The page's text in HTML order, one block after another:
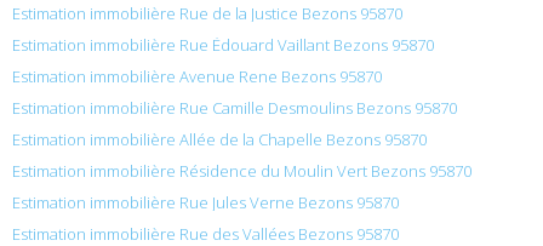
Estimation immobilière Rue de la Justice Bezons 95870
Estimation immobilière Rue Édouard Vaillant Bezons 95870
Estimation immobilière Avenue Rene Bezons 95870
Estimation immobilière Rue Camille Desmoulins Bezons 95870
Estimation immobilière Allée de la Chapelle Bezons 95870
Estimation immobilière Résidence du Moulin Vert Bezons 95870
Estimation immobilière Rue Jules Verne Bezons 95870
Estimation immobilière Rue des Vallées Bezons 95870